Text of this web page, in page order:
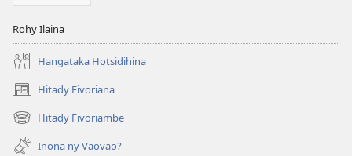
Rohy Ilaina
Hangataka Hotsidihina
Hitady Fivoriana
(manokatra
rohy) Hitady Fivoriambe
(manokatra
rohy) Inona ny Vaovao?